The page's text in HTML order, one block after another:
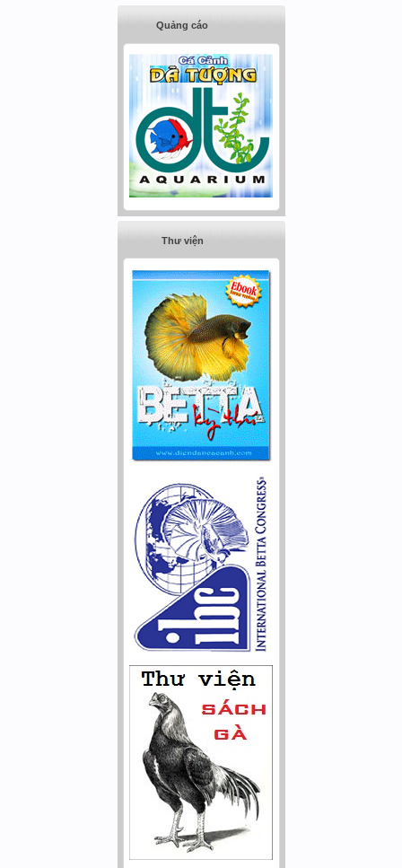
Quảng cáo
Thư viện